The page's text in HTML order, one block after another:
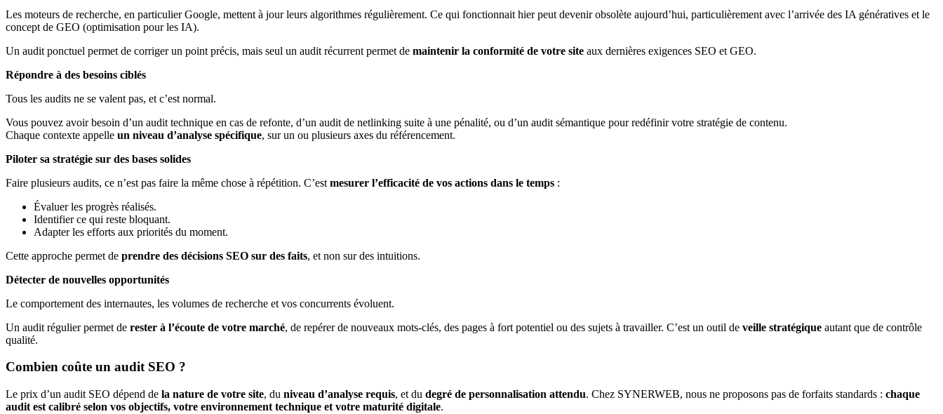
Les moteurs de recherche, en particulier Google, mettent à jour leurs algorithmes régulièrement. Ce qui fonctionnait hier peut devenir obsolète aujourd’hui, particulièrement avec l’arrivée des IA génératives et le
concept de GEO (optimisation pour les IA).
Un audit ponctuel permet de corriger un point précis, mais seul un audit récurrent permet de maintenir la conformité de votre site aux dernières exigences SEO et GEO.
Répondre à des besoins ciblés
Tous les audits ne se valent pas, et c’est normal.
Vous pouvez avoir besoin d’un audit technique en cas de refonte, d’un audit de netlinking suite à une pénalité, ou d’un audit sémantique pour redéfinir votre stratégie de contenu.
Chaque contexte appelle un niveau d’analyse spécifique, sur un ou plusieurs axes du référencement.
Piloter sa stratégie sur des bases solides
Faire plusieurs audits, ce n’est pas faire la même chose à répétition. C’est mesurer l’efficacité de vos actions dans le temps :
Évaluer les progrès réalisés.
Identifier ce qui reste bloquant.
Adapter les efforts aux priorités du moment.
Cette approche permet de prendre des décisions SEO sur des faits, et non sur des intuitions.
Détecter de nouvelles opportunités
Le comportement des internautes, les volumes de recherche et vos concurrents évoluent.
Un audit régulier permet de rester à l’écoute de votre marché, de repérer de nouveaux mots-clés, des pages à fort potentiel ou des sujets à travailler. C’est un outil de veille stratégique autant que de contrôle
qualité.
Combien coûte un audit SEO ?
Le prix d’un audit SEO dépend de la nature de votre site, du niveau d’analyse requis, et du degré de personnalisation attendu. Chez SYNERWEB, nous ne proposons pas de forfaits standards : chaque
audit est calibré selon vos objectifs, votre environnement technique et votre maturité digitale.